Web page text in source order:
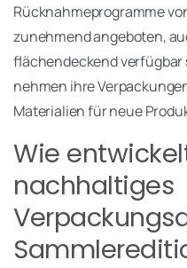
Rücknahmeprogramme
zunehmend angeboten,
flächendeckend verfügbar
nehmen ihre
Materialien für neue
Wie
nachhaltiges